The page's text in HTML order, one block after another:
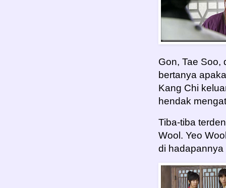
Gon, Tae Soo,
bertanya
Kang Chi
hendak
Tiba-tiba
Wool. Yeo
di